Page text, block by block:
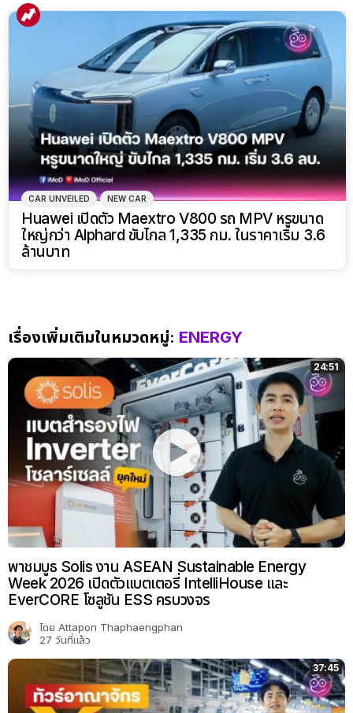
CAR UNVEILED NEW CAR
Huawei เปิดตัว Maextro V800 รถ MPV หรูขนาด
ใหญ่กว่า Alphard ขับไกล 1,335 กม. ในราคาเริ่ม 3.6
ล้านบาท
เรื่องเพิ่มเติมในหมวดหมู่: ENERGY
24:51
พาชมบูธ Solis งาน ASEAN Sustainable Energy
Week 2026 เปิดตัวแบตเตอรี่ IntelliHouse และ
EverCORE โซลูชัน ESS ครบวงจร
โดย Attapon Thaphaengphan
27 วันที่แล้ว
37:45